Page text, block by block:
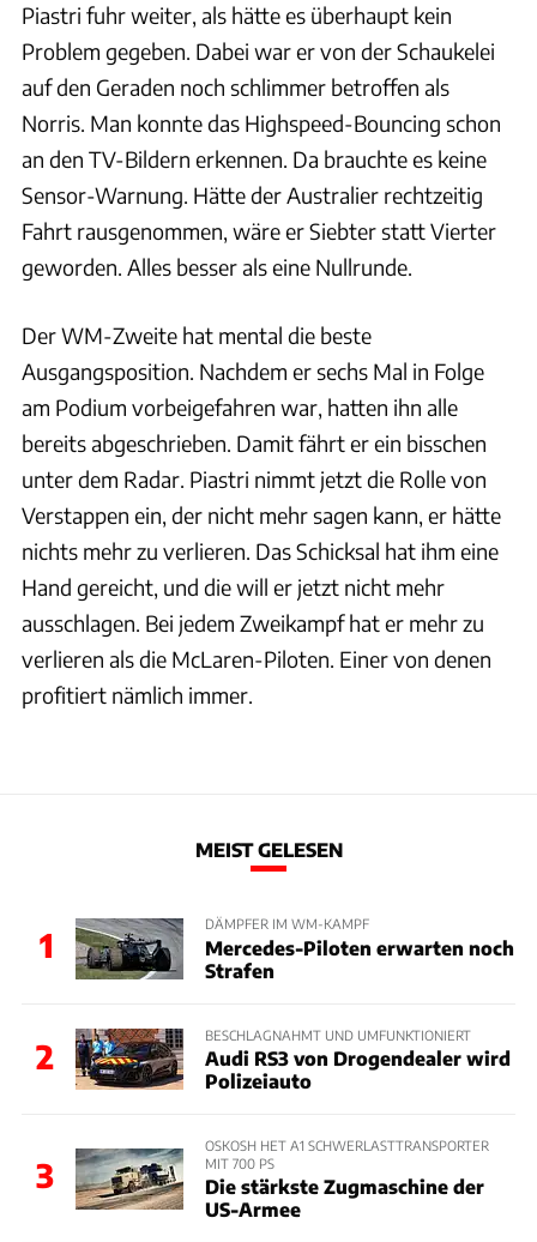
Piastri fuhr weiter, als hätte es überhaupt kein
Problem gegeben. Dabei war er von der Schaukelei
auf den Geraden noch schlimmer betroffen als
Norris. Man konnte das Highspeed-Bouncing schon
an den TV-Bildern erkennen. Da brauchte es keine
Sensor-Warnung. Hätte der Australier rechtzeitig
Fahrt rausgenommen, wäre er Siebter statt Vierter
geworden. Alles besser als eine Nullrunde.
Der WM-Zweite hat mental die beste
Ausgangsposition. Nachdem er sechs Mal in Folge
am Podium vorbeigefahren war, hatten ihn alle
bereits abgeschrieben. Damit fährt er ein bisschen
unter dem Radar. Piastri nimmt jetzt die Rolle von
Verstappen ein, der nicht mehr sagen kann, er hätte
nichts mehr zu verlieren. Das Schicksal hat ihm eine
Hand gereicht, und die will er jetzt nicht mehr
ausschlagen. Bei jedem Zweikampf hat er mehr zu
verlieren als die McLaren-Piloten. Einer von denen
profitiert nämlich immer.
MEIST GELESEN
1
DÄMPFER IM WM-KAMPF
Mercedes-Piloten erwarten noch
Strafen
2
BESCHLAGNAHMT UND UMFUNKTIONIERT
Audi RS3 von Drogendealer wird
Polizeiauto
3
OSKOSH HET A1 SCHWERLASTTRANSPORTER
MIT 700 PS
Die stärkste Zugmaschine der
US-Armee